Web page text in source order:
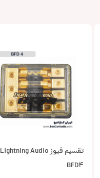
تقسیم فیوز Lightning Audio
BFD4